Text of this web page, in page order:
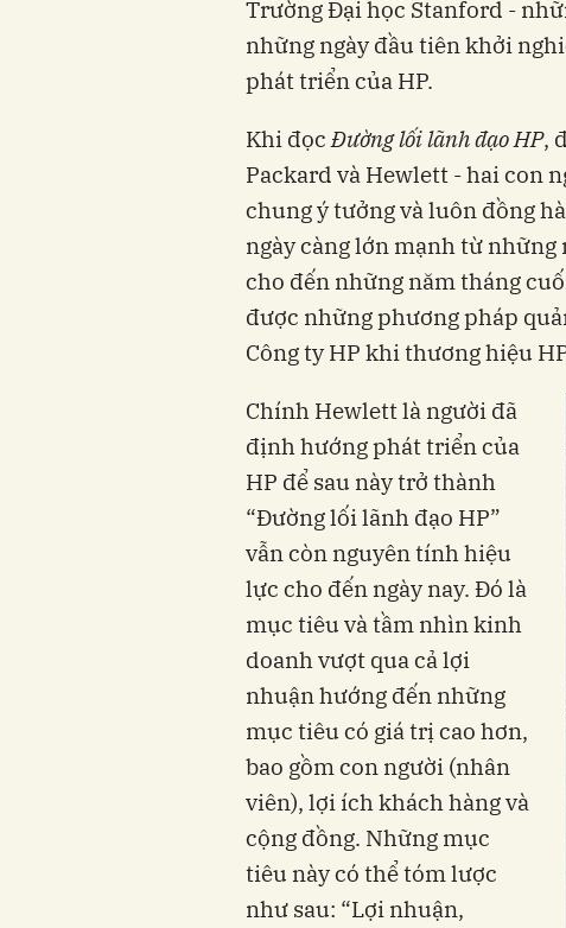
Trường Đại học Stanford -
những ngày đầu tiên khởi
phát triển của HP.
Khi đọc Đường lối lãnh đạo HP,
Packard và Hewlett - hai con
chung ý tưởng và luôn đồng
ngày càng lớn mạnh từ
cho đến những năm tháng
được những phương pháp
Công ty HP khi thương hiệu
Chính Hewlett là người đã
định hướng phát triển của
HP để sau này trở thành
“Đường lối lãnh đạo HP”
vẫn còn nguyên tính hiệu
lực cho đến ngày nay. Đó là
mục tiêu và tầm nhìn kinh
doanh vượt qua cả lợi
nhuận hướng đến những
mục tiêu có giá trị cao hơn,
bao gồm con người (nhân
viên), lợi ích khách hàng và
cộng đồng. Những mục
tiêu này có thể tóm lược
như sau: “Lợi nhuận,